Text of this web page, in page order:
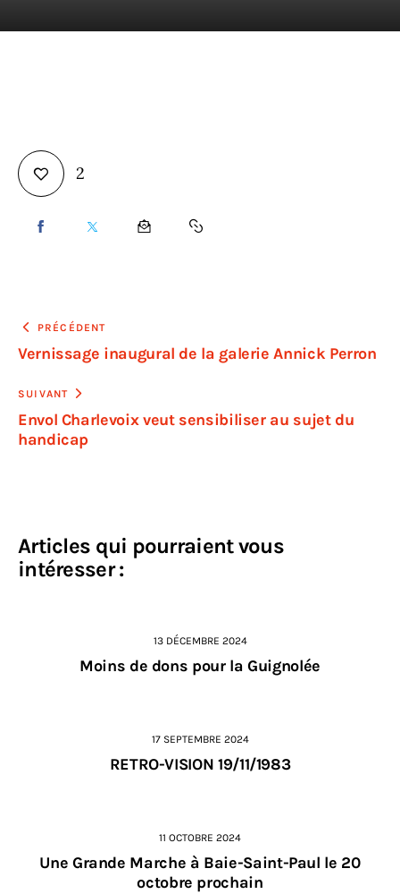
2
PRÉCÉDENT
Vernissage inaugural de la galerie Annick Perron
SUIVANT
Envol Charlevoix veut sensibiliser au sujet du
handicap
Articles qui pourraient vous
intéresser :
13 DÉCEMBRE 2024
Moins de dons pour la Guignolée
17 SEPTEMBRE 2024
RETRO-VISION 19/11/1983
11 OCTOBRE 2024
Une Grande Marche à Baie-Saint-Paul le 20
octobre prochain